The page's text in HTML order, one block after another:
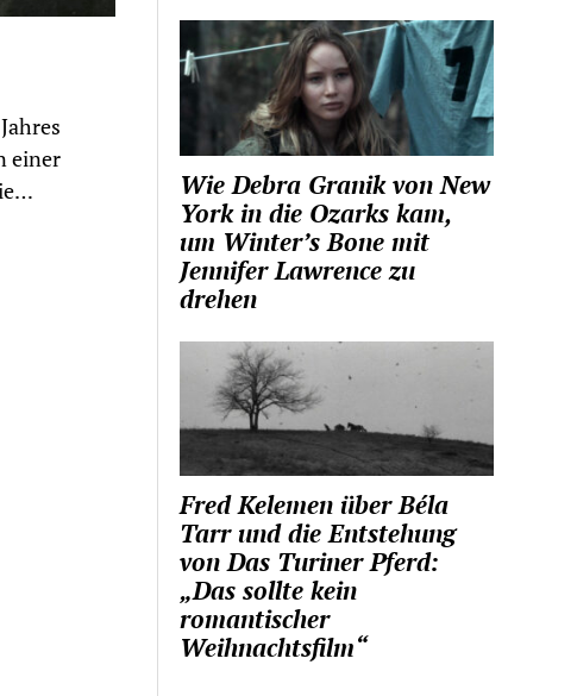
einer
Wie Debra Granik von New
York in die Ozarks kam,
um Winter’s Bone mit
Jennifer Lawrence zu
drehen
Fred Kelemen über Béla
Tarr und die Entstehung
von Das Turiner Pferd:
„Das sollte kein
romantischer
Weihnachtsfilm“